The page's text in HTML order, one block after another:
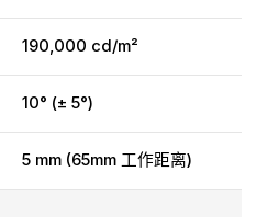
190,000 cd/m²
10° (± 5°)
5 mm (65mm 工作距离)